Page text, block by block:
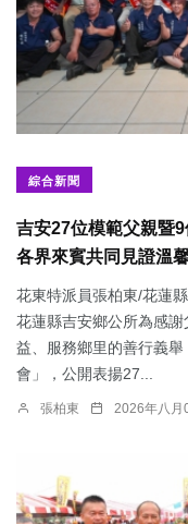
綜合新聞
吉安27位模範父親暨
各界來賓共同見證溫
花東特派員張柏東/花蓮
花蓮縣吉安鄉公所為感
益、服務鄉里的善行義
會」，公開表揚27...
張柏東 2026年八月